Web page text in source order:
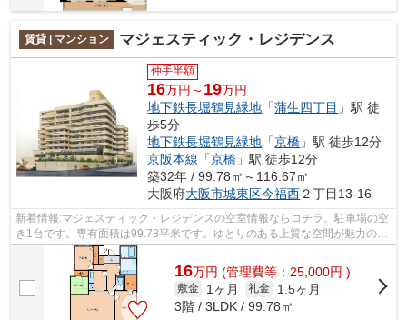
賃貸 | マンション マジェスティック・レジデンス
仲手半額
16万円～ 19万円
地下鉄長堀鶴見緑地 「蒲生四丁目 」駅 徒
歩5分
地下鉄長堀鶴見緑地 「京橋 」駅 徒歩12分
京阪本線 「京橋 」駅 徒歩12分
築32年 / 99.78㎡～116.67㎡
大阪府大阪市城東区今福西２丁目13-16
新着情報:マジェスティック・レジデンスの空室情報ならコチラ。駐車場の空
き1台です。専有面積は99.78平米です。ゆとりのある上質な空間が魅力の、
家賃16万円のお部屋。転居をお考えの...
16万円 (管理費等：25,000円 )
敷金 1ヶ月 礼金
1.5ヶ月
3階 / 3LDK / 99.78㎡